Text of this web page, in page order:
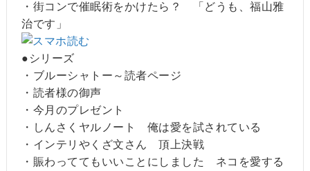
・街コンで催眠術をかけたら？ 「どうも、福山雅
治です」
●シリーズ
・ブルーシャトー～読者ページ
・読者様の御声
・今月のプレゼント
・しんさくヤルノート 俺は愛を試されている
・インテリやくざ文さん 頂上決戦
・賑わっててもいいことにしました ネコを愛する